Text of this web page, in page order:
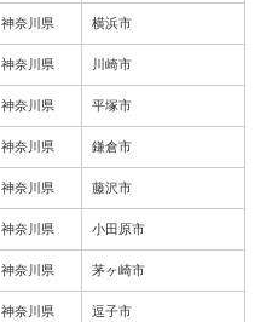
神奈川県 横浜市
神奈川県 川崎市
神奈川県 平塚市
神奈川県 鎌倉市
神奈川県 藤沢市
神奈川県 小田原市
神奈川県 茅ヶ崎市
神奈川県 逗子市